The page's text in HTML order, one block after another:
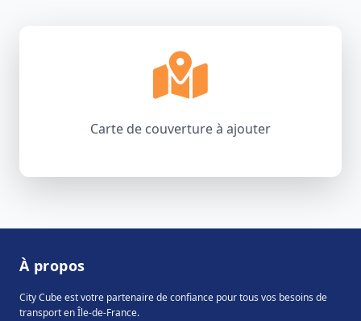
Carte de couverture à ajouter
À propos
City Cube est votre partenaire de confiance pour tous vos besoins de
transport en Île-de-France.